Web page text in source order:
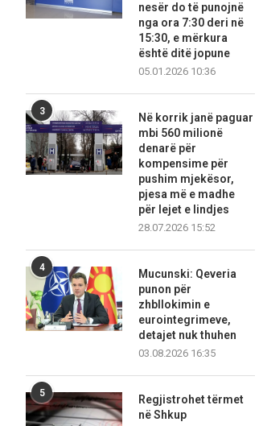
nesër do të punojnë
nga ora 7:30 deri në
15:30, e mërkura
është ditë jopune
05.01.2026 10:36
3
Në korrik janë paguar
mbi 560 milionë
denarë për
kompensime për
pushim mjekësor,
pjesa më e madhe
për lejet e lindjes
28.07.2026 15:52
4
Mucunski: Qeveria
punon për
zhbllokimin e
eurointegrimeve,
detajet nuk thuhen
03.08.2026 16:35
5
Regjistrohet tërmet
në Shkup